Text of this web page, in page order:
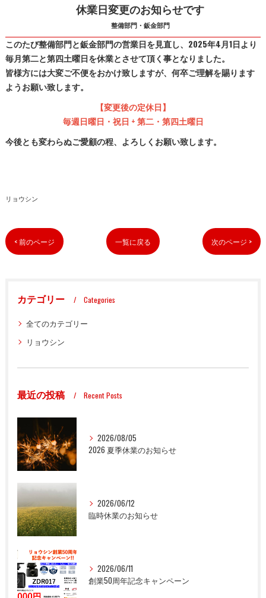
休業日変更のお知らせです
整備部門・鈑金部門
このたび整備部門と鈑金部門の営業日を見直し、2025年4月1日より
毎月第二と第四土曜日を休業とさせて頂く事となりました。
皆様方には大変ご不便をおかけ致しますが、何卒ご理解を賜ります
ようお願い致します。
【変更後の定休日】
毎週日曜日・祝日 + 第二・第四土曜日
今後とも変わらぬご愛顧の程、よろしくお願い致します。
リョウシン
< 前のページ 一覧に戻る 次のページ >
カテゴリー Categories
全てのカテゴリー
リョウシン
最近の投稿 Recent Posts
2026/08/05
2026 夏季休業のお知らせ
2026/06/12
臨時休業のお知らせ
2026/06/11
創業50周年記念キャンペーン